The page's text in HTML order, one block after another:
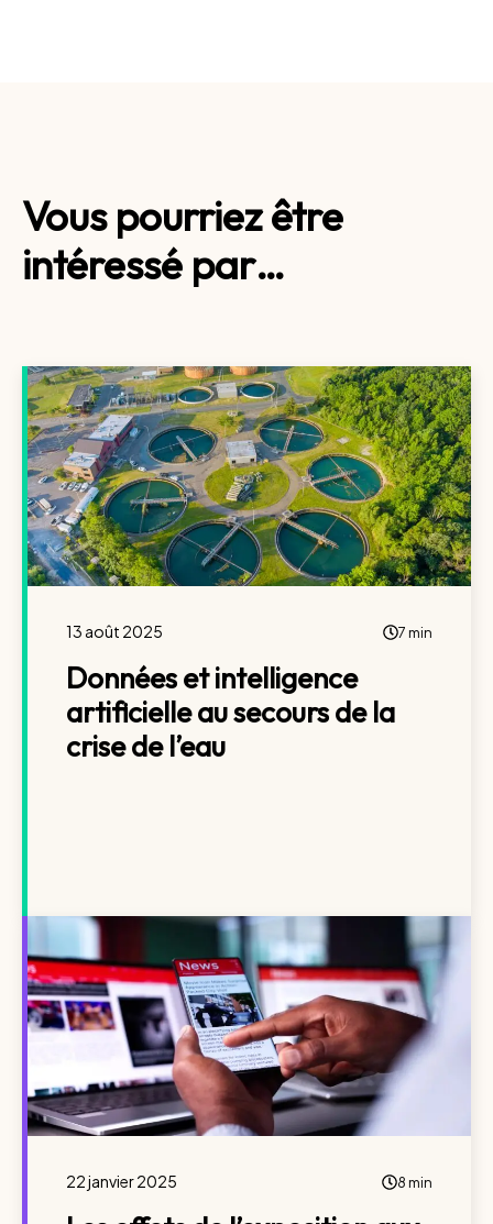
Vous pourriez être
intéressé par…
13 août 2025 7 min
Données et intelligence
artificielle au secours de la
crise de l’eau
22 janvier 2025 8 min